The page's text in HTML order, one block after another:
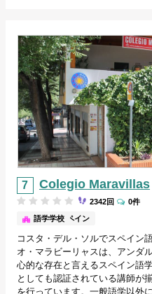
Colegio Maravillas
マラガ/スペイン
語学学校
2342回 0件
コスタ・デル・ソルでスペイン
オ・マラビーリャスは、アンダ
心的な存在と言えるスペイン語
としても認証されている講師が
を行っています。一般語学以外